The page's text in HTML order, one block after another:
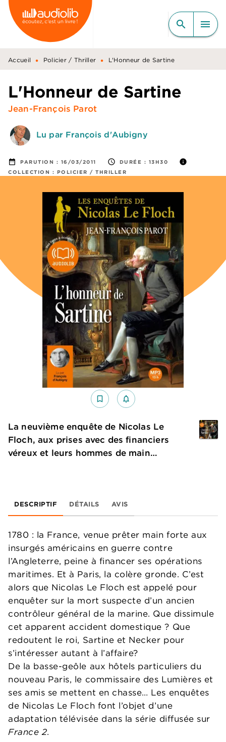
MENU RECHERCHE
CONTENU
PIED DE PAGE
search menu
Accueil • Policier / Thriller • L'Honneur de Sartine
L'Honneur de Sartine
Jean-François Parot
Lu par François d'Aubigny
date_range PARUTION : 16/03/2011 access_time DURÉE : 13H30 info
COLLECTION : POLICIER / THRILLER
bookmark_border notifications_none_outlined
La neuvième enquête de Nicolas Le
Floch, aux prises avec des financiers
véreux et leurs hommes de main…
DESCRIPTIF DÉTAILS AVIS
1780 : la France, venue prêter main forte aux
insurgés américains en guerre contre
l’Angleterre, peine à financer ses opérations
maritimes. Et à Paris, la colère gronde. C’est
alors que Nicolas Le Floch est appelé pour
enquêter sur la mort suspecte d’un ancien
contrôleur général de la marine. Que dissimule
cet apparent accident domestique ? Que
redoutent le roi, Sartine et Necker pour
s’intéresser autant à l’affaire?
De la basse-geôle aux hôtels particuliers du
nouveau Paris, le commissaire des Lumières et
ses amis se mettent en chasse… Les enquêtes
de Nicolas Le Floch font l’objet d’une
adaptation télévisée dans la série diffusée sur
France 2.